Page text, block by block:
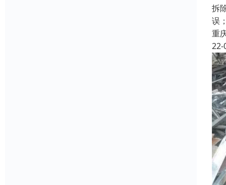
拆
误
重
22-